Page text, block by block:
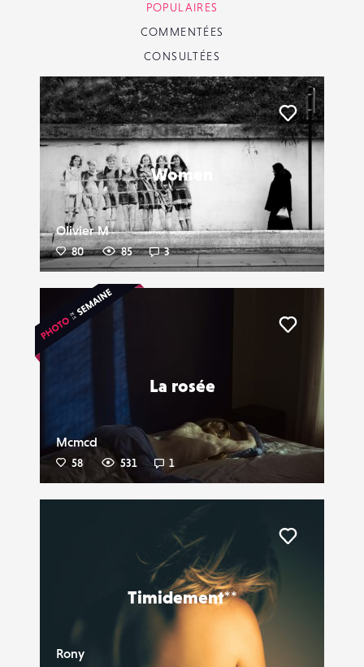
POPULAIRES
COMMENTÉES
CONSULTÉES
Women
Olivier M
80 85 3
Liker
La rosée
Mcmcd
58 531 1
Timidement**
Rony